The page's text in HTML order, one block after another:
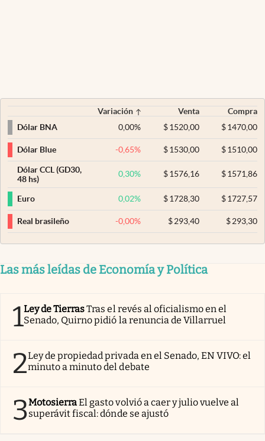
Variación Venta
Compra
Dólar BNA
0,00% $ 1520,00 $1470,00
Dólar Blue -0,65% $ 1530,00 $1510,00
Dólar CCL (GD30,
48 hs)
0,30% $ 1576,16 $1571,86
Euro 0,02% $ 1728,30 $1727,57
Real brasileño -0,00% $ 293,40 $293,30
Las más leídas de Economía y Política
1Ley de TierrasTras el revés al oficialismo en el
Senado, Quirno pidió la renuncia de Villarruel
2Ley de propiedad privada en el Senado, EN VIVO: el
minuto a minuto del debate
3MotosierraEl gasto volvió a caer y julio vuelve al
superávit fiscal: dónde se ajustó